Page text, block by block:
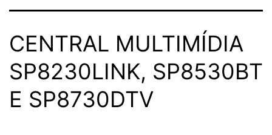
CENTRAL MULTIMÍDIA
SP8230LINK, SP8530BT
E SP8730DTV